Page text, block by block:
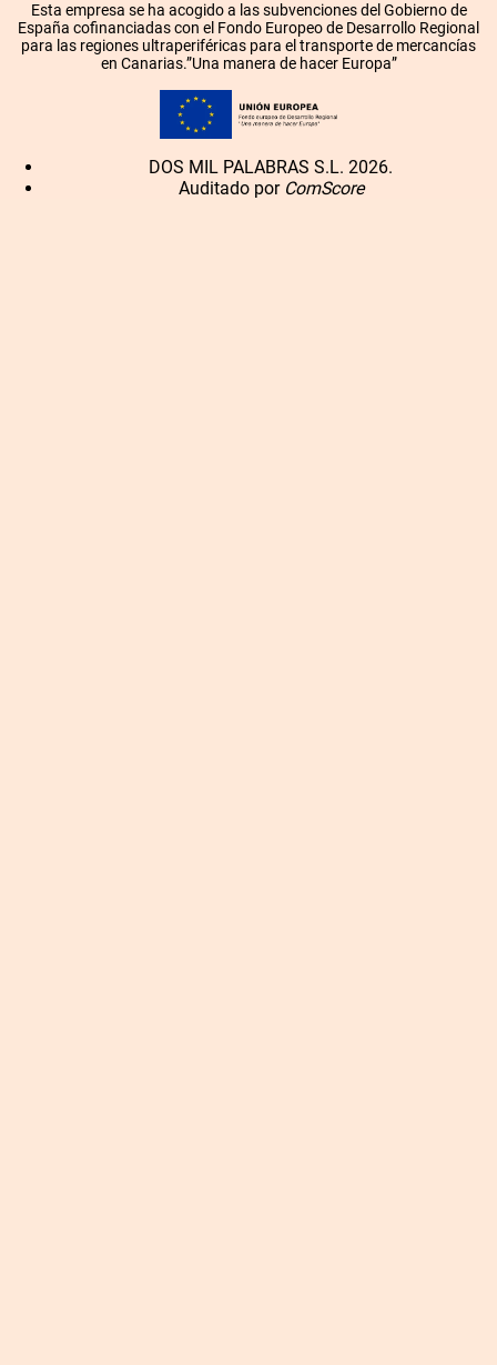
Esta empresa se ha acogido a las subvenciones del Gobierno de
España cofinanciadas con el Fondo Europeo de Desarrollo Regional
para las regiones ultraperiféricas para el transporte de mercancías
en Canarias.”Una manera de hacer Europa”
DOS MIL PALABRAS S.L. 2026.
Auditado por ComScore